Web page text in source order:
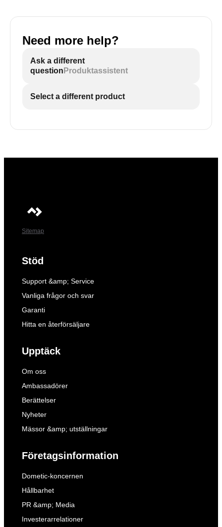
Need more help?
Ask a different
question Produktassistent
Select a different product
Sitemap
Stöd
Support &amp; Service
Vanliga frågor och svar
Garanti
Hitta en återförsäljare
Upptäck
Om oss
Ambassadörer
Berättelser
Nyheter
Mässor &amp; utställningar
Företagsinformation
Dometic-koncernen
Hållbarhet
PR &amp; Media
Investerarrelationer